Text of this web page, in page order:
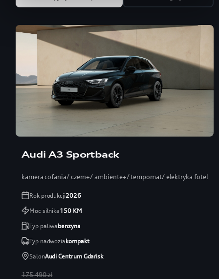
Audi A3 Sportback
kamera cofania/ czern+/ ambiente+/ tempomat/ elektryka fotel
Rok produkcji2026
Moc silnika150KM
Typ paliwabenzyna
Typ nadwoziakompakt
SalonAudi Centrum Gdańsk
175 490 zł